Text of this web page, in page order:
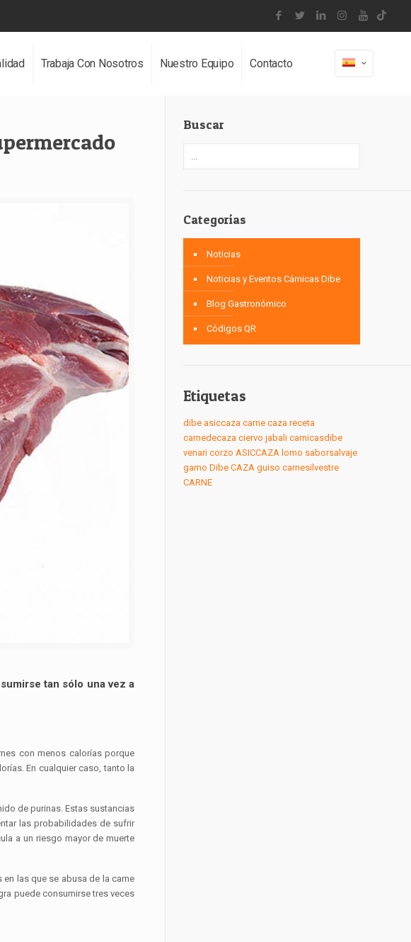
Trabaja Con Nosotros Nuestro Equipo Contacto
tan sólo una vez a
con menos calorías porque
En cualquier caso, tanto la
de purinas. Estas sustancias
las probabilidades de sufrir
a un riesgo mayor de muerte
las que se abusa de la carne
puede consumirse tres veces
Buscar
Categorías
Noticias
Noticias y Eventos Cárnicas Dibe
Blog Gastronómico
Códigos QR
Etiquetas
dibe asiccaza carne caza receta
carnedecaza ciervo jabali carnicasdibe
venari corzo ASICCAZA lomo saborsalvaje
gamo Dibe CAZA guiso carnesilvestre
CARNE